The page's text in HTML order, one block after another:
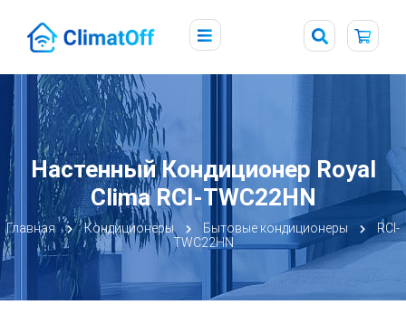
Настенный Кондиционер Royal
Clima RCI-TWС22HN
Главная Кондиционеры Бытовые кондиционеры
RCI-
TWС22HN